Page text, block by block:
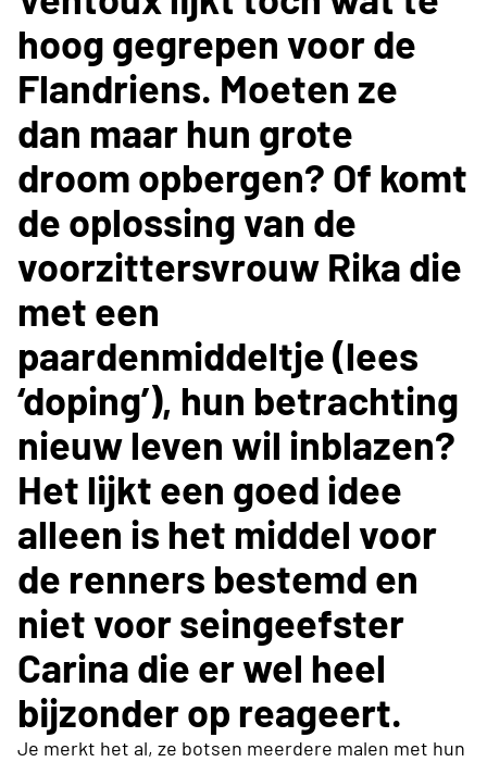
hoog gegrepen voor de
Flandriens. Moeten ze
dan maar hun grote
droom opbergen? Of komt
de oplossing van de
voorzittersvrouw Rika die
met een
paardenmiddeltje (lees
‘doping’), hun betrachting
nieuw leven wil inblazen?
Het lijkt een goed idee
alleen is het middel voor
de renners bestemd en
niet voor seingeefster
Carina die er wel heel
bijzonder op reageert.
Je merkt het al, ze botsen meerdere malen met hun